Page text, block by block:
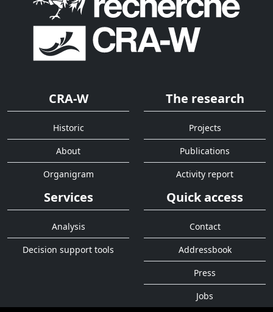
CRA-W
Historic
About
Organigram
The research
Projects
Publications
Activity report
Services
Analysis
Decision support tools
Quick access
Contact
Addressbook
Press
Jobs